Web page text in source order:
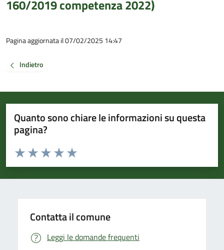
160/2019 competenza 2022)
Pagina aggiornata il 07/02/2025 14:47
Indietro
Quanto sono chiare le informazioni su questa
pagina?
Valuta da 1 a 5 stelle la pagina
Valuta 5 stelle su 5
Valuta 4 stelle su 5
Valuta 3 stelle su 5
Valuta 2 stelle su 5
Valuta 1 stelle su 5
Contatta il comune
Leggi le domande frequenti